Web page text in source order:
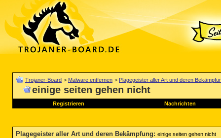
Trojaner-Board > Malware entfernen > Plagegeister aller Art und deren
einige seiten gehen nicht
Registrieren Nachrichten
Plagegeister aller Art und deren Bekämpfung: einige seiten gehen nicht